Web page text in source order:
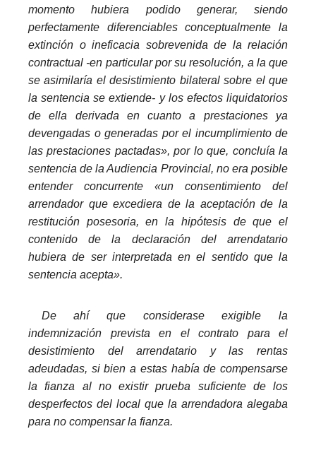
momento hubiera podido generar, siendo
perfectamente diferenciables conceptualmente la
extinción o ineficacia sobrevenida de la relación
contractual -en particular por su resolución, a la que
se asimilaría el desistimiento bilateral sobre el que
la sentencia se extiende- y los efectos liquidatorios
de ella derivada en cuanto a prestaciones ya
devengadas o generadas por el incumplimiento de
las prestaciones pactadas», por lo que, concluía la
sentencia de la Audiencia Provincial, no era posible
entender concurrente «un consentimiento del
arrendador que excediera de la aceptación de la
restitución posesoria, en la hipótesis de que el
contenido de la declaración del arrendatario
hubiera de ser interpretada en el sentido que la
sentencia acepta».
De ahí que considerase exigible la
indemnización prevista en el contrato para el
desistimiento del arrendatario y las rentas
adeudadas, si bien a estas había de compensarse
la fianza al no existir prueba suficiente de los
desperfectos del local que la arrendadora alegaba
para no compensar la fianza.